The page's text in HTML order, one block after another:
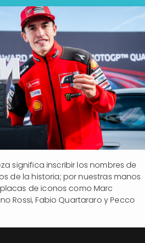
significa inscribir los nombres de
de la historia; por nuestras manos
de iconos como Marc
Rossi, Fabio Quartararo y Pecco